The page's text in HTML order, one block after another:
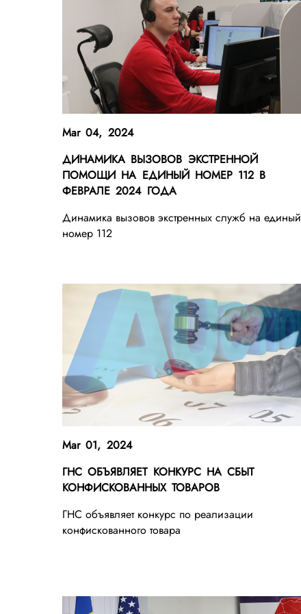
Mar 04, 2024
ДИНАМИКА ВЫЗОВОВ ЭКСТРЕННОЙ
ПОМОЩИ НА ЕДИНЫЙ НОМЕР 112 В
ФЕВРАЛЕ 2024 ГОДА
Динамика вызовов экстренных служб на единый
номер 112
Mar 01, 2024
ГНС ОБЪЯВЛЯЕТ КОНКУРС НА СБЫТ
КОНФИСКОВАННЫХ ТОВАРОВ
ГНС объявляет конкурс по реализации
конфискованного товара